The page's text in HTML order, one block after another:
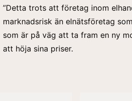
”Detta trots att företag inom
marknadsrisk än elnätsföretag
som är på väg att ta fram en ny
att höja sina priser.